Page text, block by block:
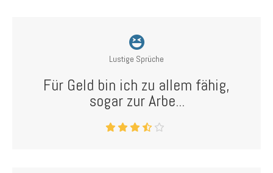
Lustige Sprüche
Für Geld bin ich zu allem fähig,
sogar zur Arbe...